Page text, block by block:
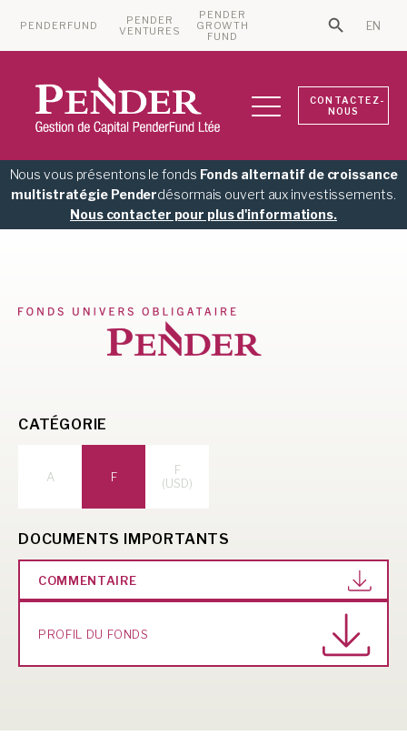
PENDERFUND
PENDER
VENTURES
PENDER
GROWTH
FUND
Search for:
Search
EN
CONTACTEZ-
NOUS
Nous vous présentons le fonds Fonds alternatif de croissance
multistratégie Penderdésormais ouvert aux investissements.
Nous contacter pour plus d'informations.
CATÉGORIE
A F
F
(USD)
DOCUMENTS IMPORTANTS
COMMENTAIRE
PROFIL DU FONDS